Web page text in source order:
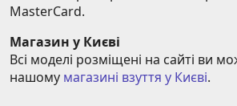
MasterCard.
Магазин у Києві
Всі моделі розміщені на сайті ви
нашому магазині взуття у Києві.